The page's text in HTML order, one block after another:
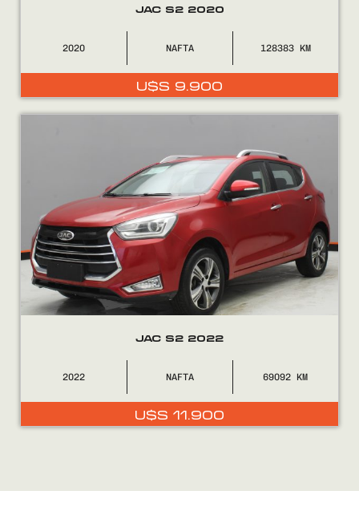
Encontranos en
JAC S2 2020
2020 NAFTA 128383
U$S 9.900
JAC S2 2022
2022 NAFTA 69092
U$S 11.900